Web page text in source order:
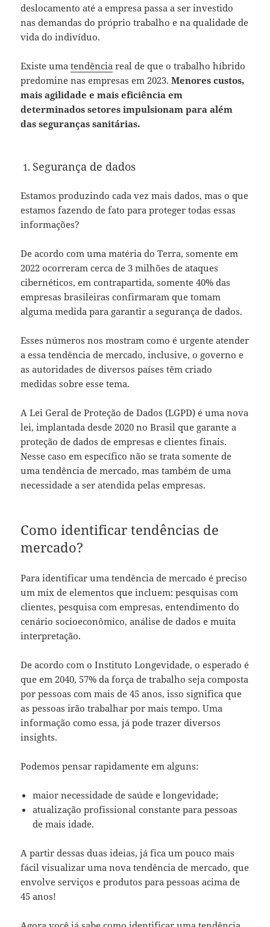
deslocamento até a empresa passa a ser investido
nas demandas do próprio trabalho e na qualidade de
vida do indivíduo.
Existe umatendência real de que o trabalho híbrido
predomine nas empresas em 2023.Menores custos,
mais agilidade e mais eficiência em
determinados setores impulsionam para além
das seguranças sanitárias.
Segurança de dados
Estamos produzindo cada vez mais dados, mas o que
estamos fazendo de fato para proteger todas essas
informações?
De acordo com umamatéria do Terra, somente em
2022 ocorreram cerca de 3 milhões de ataques
cibernéticos, em contrapartida, somente 40% das
empresas brasileiras confirmaram que tomam
alguma medida para garantir a segurança de dados.
Esses números nos mostram como é urgente atender
a essa tendência de mercado, inclusive, o governo e
as autoridades de diversos países têm criado
medidas sobre esse tema.
A Lei Geral de Proteção de Dados (LGPD) é uma nova
lei, implantada desde 2020 no Brasil que garante a
proteção de dados de empresas e clientes finais.
Nesse caso em específico não se trata somente de
uma tendência de mercado, mas também de uma
necessidade a ser atendida pelas empresas.
Como identificar tendências de
mercado?
Para identificar uma tendência de mercado é preciso
um mix de elementos que incluem: pesquisas com
clientes, pesquisa com empresas, entendimento do
cenário socioeconômico, análise de dados e muita
interpretação.
De acordo com oInstituto Longevidade, o esperado é
que em 2040, 57% da força de trabalho seja composta
por pessoas com mais de 45 anos, isso significa que
as pessoas irão trabalhar por mais tempo. Uma
informação como essa, já pode trazer diversos
insights.
Podemos pensar rapidamente em alguns:
maior necessidade de saúde e longevidade;
atualização profissional constante para pessoas
de mais idade.
A partir dessas duas ideias, já fica um pouco mais
fácil visualizar uma nova tendência de mercado, que
envolve serviços e produtos para pessoas acima de
45 anos!